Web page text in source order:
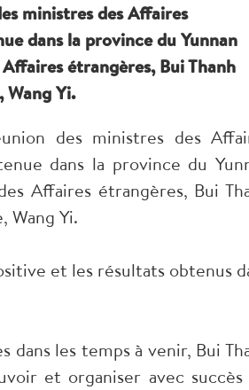
ministres des Affaires
dans la province du Yunnan
étrangères, Bui Thanh
Wang Yi.
des ministres des
dans la province du
Affaires étrangères, Bui
Wang Yi.
et les résultats obtenus
les temps à venir, Bui
et organiser avec succès